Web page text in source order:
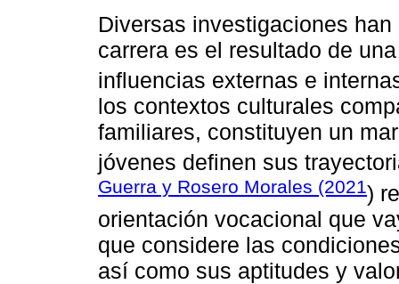
Diversas investigaciones
carrera es el resultado de
influencias externas e
los contextos culturales
familiares, constituyen un
jóvenes definen sus
Guerra y Rosero Morales (2021)
orientación vocacional que
que considere las
así como sus aptitudes y